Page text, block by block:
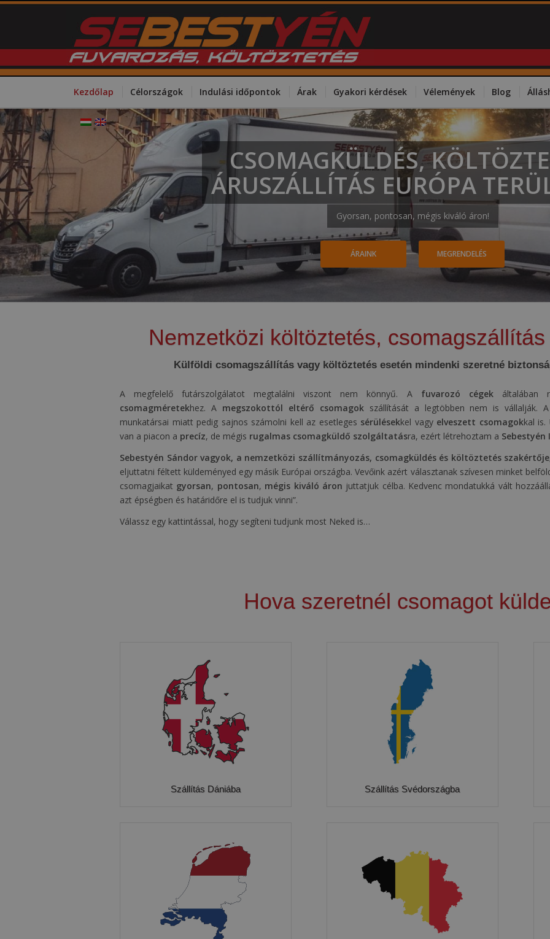
Kezdőlap Célországok Indulási időpontok Árak Gyakori kérdések Vélemények Blog
CSOMAGKÜLDÉS,
ÁRUSZÁLLÍTÁS EURÓPA
Gyorsan, pontosan, mégis kiváló áron!
ÁRAINK MEGRENDELÉS
Nemzetközi költöztetés,
Külföldi csomagszállítás vagy költöztetés esetén mindenki szeretné
A megfelelő futárszolgálatot megtalálni viszont nem könnyű. A fuvarozó cégekáltalában
csomagméretekhez. A megszokottól eltérő csomagokszállítását a legtöbben nem is vállalják. A
munkatársai miatt pedig sajnos számolni kell az esetleges sérülésekkel vagy elveszett csomagokkal is.
van a piacon a precíz, de mégis rugalmas csomagküldő szolgáltatásra, ezért létrehoztam a
Sebestyén Sándor vagyok, a nemzetközi szállítmányozás, csomagküldés és költöztetés szakértője
eljuttatni féltett küldeményed egy másik Európai országba. Vevőink azért választanak szívesen minket
csomagjaikat gyorsan, pontosan, mégis kiváló áron juttatjuk célba. Kedvenc mondatukká vált
azt épségben és határidőre el is tudjuk vinni”.
Válassz egy kattintással, hogy segíteni tudjunk most Neked is…
Hova szeretnél csomagot
Szállítás Dániába Szállítás Svédországba